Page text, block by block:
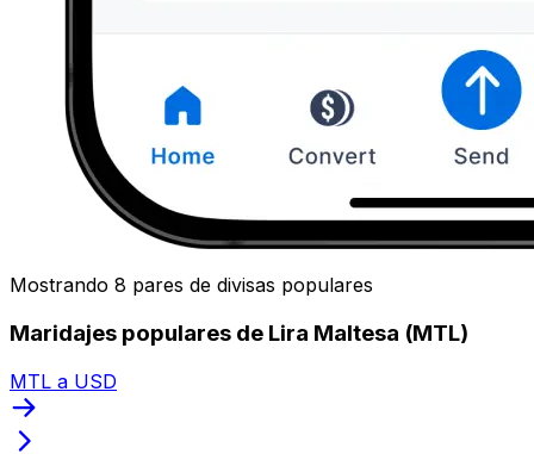
Mostrando 8 pares de divisas populares
Maridajes populares de Lira Maltesa (MTL)
MTL a USD